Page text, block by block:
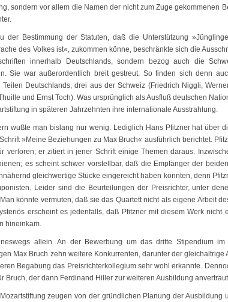
sondern vor allem die Namen der nicht zum Zuge gekommenen
der Bestimmung der Statuten, daß die Unterstützung
des Volkes ist«, zukommen könne, beschränkte sich die
innerhalb Deutschlands, sondern bezog auch die
Sie war außerordentlich breit gestreut. So finden sich denn
Deutschlands, drei aus der Schweiz (Friedrich Niggli,
und Ernst Toch). Was ursprünglich als Ausfluß deutschen
in späteren Jahrzehnten ihre internationale Ausstrahlung.
wußte man bislang nur wenig. Lediglich Hans Pfitzner hat über
»Meine Beziehungen zu Max Bruch« ausführlich berichtet.
verloren; er zitiert in jener Schrift einige Themen daraus.
es scheint schwer vorstellbar, daß die Empfänger der
gleichwertige Stücke eingereicht haben könnten, denn
Leider sind die Beurteilungen der Preisrichter, unter
könnte vermuten, daß sie das Quartett nicht als eigene Arbeit
erscheint es jedenfalls, daß Pfitzner mit diesem Werk nicht
hineinkam.
allein. An der Bewerbung um das dritte Stipendium im
Max Bruch zehn weitere Konkurrenten, darunter der gleichaltrige
Begabung das Preisrichterkollegium sehr wohl erkannte.
der dann Ferdinand Hiller zur weiteren Ausbildung
zeugen von der gründlichen Planung der Ausbildung